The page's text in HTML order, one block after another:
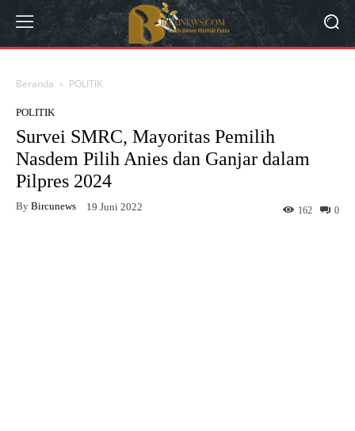
Beranda POLITIK
POLITIK
Survei SMRC, Mayoritas Pemilih
Nasdem Pilih Anies dan Ganjar dalam
Pilpres 2024
By Bircunews 19 Juni 2022 0
162